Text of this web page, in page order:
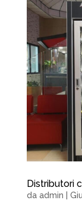
Distributori
da admin